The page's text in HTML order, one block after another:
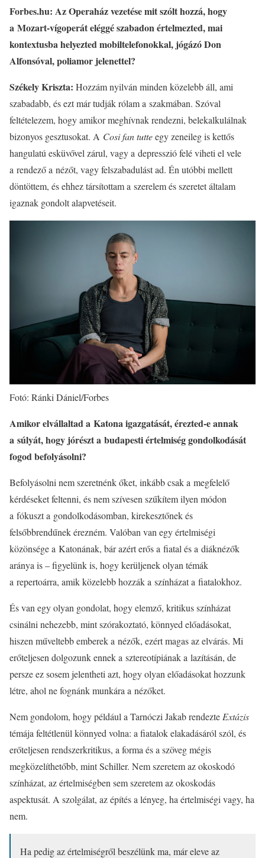
Forbes.hu: Az Operaház vezetése mit szólt hozzá, hogy
a Mozart-vígoperát eléggé szabadon értelmezted, mai
kontextusba helyezted mobiltelefonokkal, jógázó Don
Alfonsóval, poliamor jelenettel?
Székely Kriszta: Hozzám nyilván minden közelebb áll, ami
szabadabb, és ezt már tudják rólam a szakmában. Szóval
feltételezem, hogy amikor meghívnak rendezni, belekalkulálnak
bizonyos gesztusokat. A Cosi fan tutteegy zeneileg is kettős
hangulatú esküvővel zárul, vagy a depresszió felé viheti el vele
a rendező a nézőt, vagy felszabadulást ad. Én utóbbi mellett
döntöttem, és ehhez társítottam a szerelem és szeretet általam
igaznak gondolt alapvetéseit.
Fotó: Ránki Dániel/Forbes
Amikor elvállaltad a Katona igazgatását, érezted-e annak
a súlyát, hogy jórészt a budapesti értelmiség gondolkodását
fogod befolyásolni?
Befolyásolni nem szeretnénk őket, inkább csak a megfelelő
kérdéseket feltenni, és nem szívesen szűkítem ilyen módon
a fókuszt a gondolkodásomban, kirekesztőnek és
felsőbbrendűnek érezném. Valóban van egy értelmiségi
közönsége a Katonának, bár azért erős a fiatal és a diáknézők
aránya is – figyelünk is, hogy kerüljenek olyan témák
a repertoárra, amik közelebb hozzák a színházat a fiatalokhoz.
És van egy olyan gondolat, hogy elemző, kritikus színházat
csinálni nehezebb, mint szórakoztató, könnyed előadásokat,
hiszen műveltebb emberek a nézők, ezért magas az elvárás. Mi
erőteljesen dolgozunk ennek a sztereotípiának a lazításán, de
persze ez sosem jelentheti azt, hogy olyan előadásokat hozzunk
létre, ahol ne fognánk munkára a nézőket.
Nem gondolom, hogy például a Tarnóczi Jakab rendezteExtázis
témája feltétlenül könnyed volna: a fiatalok elakadásáról szól, és
erőteljesen rendszerkritikus, a forma és a szöveg mégis
megközelíthetőbb, mint Schiller. Nem szeretem az okoskodó
színházat, az értelmiségben sem szeretem az okoskodás
aspektusát. A szolgálat, az építés a lényeg, ha értelmiségi vagy, ha
nem.
Ha pedig az értelmiségről beszélünk ma, már eleve az